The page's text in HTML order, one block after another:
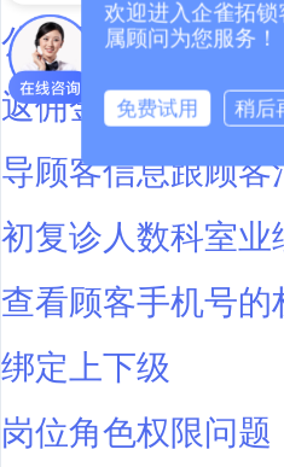
公众号跟小程序关联
返佣金规则
导顾客信息跟顾
初复诊人数科室业
查看顾客手机号的
绑定上下级
岗位角色权限问题
欢迎进入企雀拓
属顾问为您服务！
免费试用 稍后